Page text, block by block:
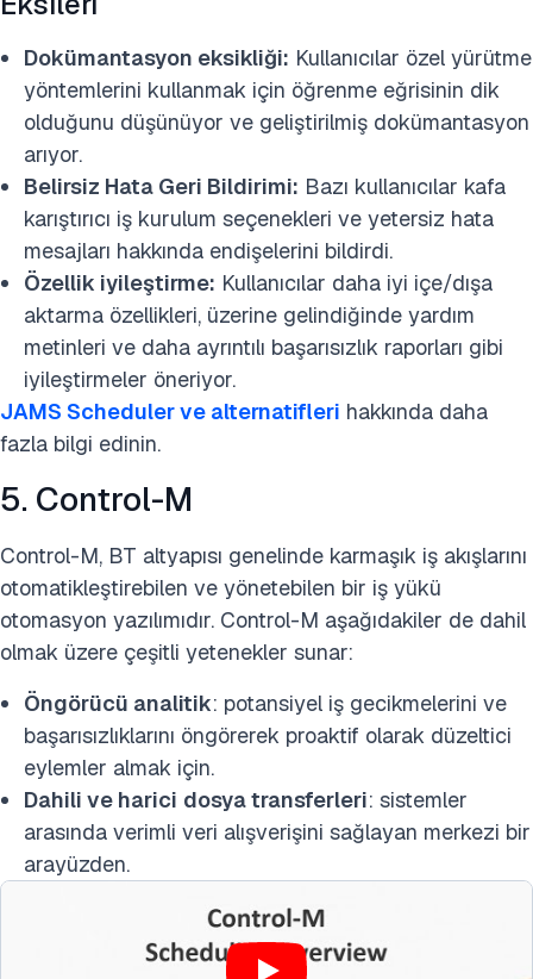
Dokümantasyon eksikliği: Kullanıcılar özel yürütme
yöntemlerini kullanmak için öğrenme eğrisinin dik
olduğunu düşünüyor ve geliştirilmiş dokümantasyon
arıyor.
Belirsiz Hata Geri Bildirimi: Bazı kullanıcılar kafa
karıştırıcı iş kurulum seçenekleri ve yetersiz hata
mesajları hakkında endişelerini bildirdi.
Özellik iyileştirme: Kullanıcılar daha iyi içe/dışa
aktarma özellikleri, üzerine gelindiğinde yardım
metinleri ve daha ayrıntılı başarısızlık raporları gibi
iyileştirmeler öneriyor.
JAMS Scheduler ve alternatifleri hakkında daha
fazla bilgi edinin.
5. Control-M
Control-M, BT altyapısı genelinde karmaşık iş akışlarını
otomatikleştirebilen ve yönetebilen bir iş yükü
otomasyon yazılımıdır. Control-M aşağıdakiler de dahil
olmak üzere çeşitli yetenekler sunar:
Öngörücü analitik: potansiyel iş gecikmelerini ve
başarısızlıklarını öngörerek proaktif olarak düzeltici
eylemler almak için.
Dahili ve harici dosya transferleri: sistemler
arasında verimli veri alışverişini sağlayan merkezi bir
arayüzden.